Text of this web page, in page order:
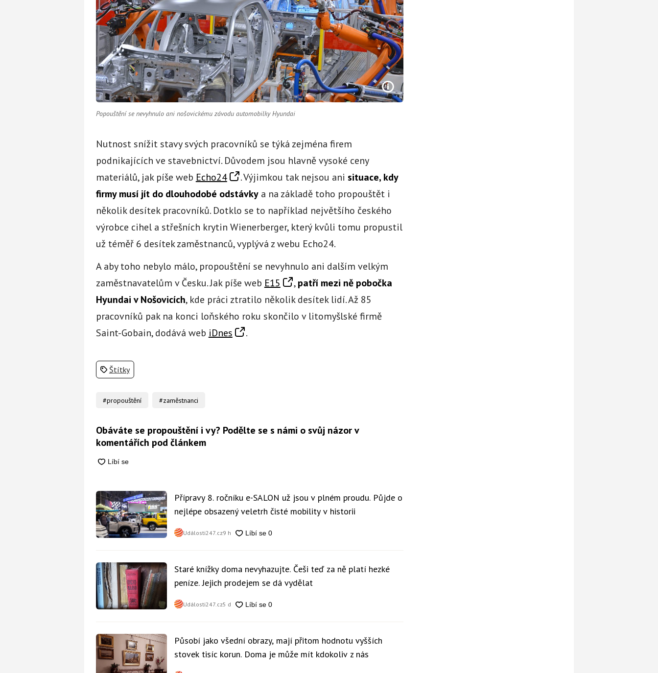
Popouštění se nevyhnulo ani nošovickému závodu automobilky Hyundai
Nutnost snížit stavy svých pracovníků se týká zejména firem
podnikajících ve stavebnictví. Důvodem jsou hlavně vysoké ceny
materiálů, jak píše web Echo24 . Výjimkou tak nejsou ani situace, kdy
firmy musí jít do dlouhodobé odstávkya na základě toho propouštět i
několik desítek pracovníků. Dotklo se to například největšího českého
výrobce cihel a střešních krytin Wienerberger, který kvůli tomu propustil
už téměř 6 desítek zaměstnanců, vyplývá z webu Echo24.
A aby toho nebylo málo, propouštění se nevyhnulo ani dalším velkým
zaměstnavatelům v Česku. Jak píše web E15 ,patří mezi ně pobočka
Hyundai v Nošovicích, kde práci ztratilo několik desítek lidí. Až 85
pracovníků pak na konci loňského roku skončilo v litomyšlské firmě
Saint-Gobain, dodává web iDnes .
Štítky
#propouštění #zaměstnanci
Obáváte se propouštění i vy? Podělte se s námi o svůj názor v
komentářích pod článkem
Přípravy 8. ročníku e-SALON už jsou v plném proudu. Půjde o
nejlépe obsazený veletrh čisté mobility v historii
Události247.cz9 h
Staré knížky doma nevyhazujte. Češi teď za ně platí hezké
peníze. Jejich prodejem se dá vydělat
Události247.cz5 d
Působí jako všední obrazy, mají přitom hodnotu vyšších
stovek tisíc korun. Doma je může mít kdokoliv z nás